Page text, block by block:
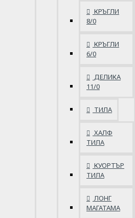
КРЪГЛИ
8/0
КРЪГЛИ
6/0
ДЕЛИКА
11/0
ТИЛА
ХАЛФ
ТИЛА
КУОРТЪР
ТИЛА
ЛОНГ
МАГАТАМА